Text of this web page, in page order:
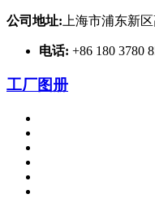
公司地址: 上海市浦东新
电话: +86 180 3780
工厂图册